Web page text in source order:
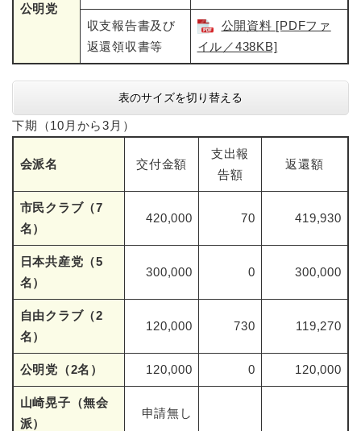
公明党
収支報告書及び
返還領収書等
公開資料 [PDFファ
イル／438KB]
表のサイズを切り替える
下期（10月から3月）
会派名 交付金額
支出報
告額
返還額
市民クラブ（7
名）
420,000 70 419,930
日本共産党（5
名）
300,000 0 300,000
自由クラブ（2
名）
120,000 730 119,270
公明党（2名） 120,000 0 120,000
山崎晃子（無会
派）
申請無し